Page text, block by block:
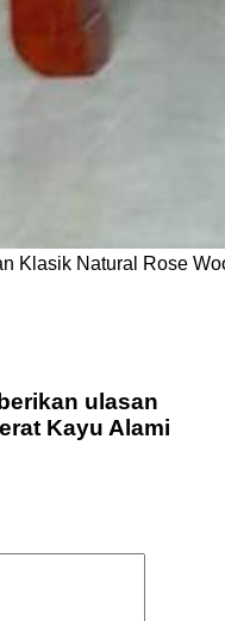
Klasik Natural Rose
ulasan
Kayu Alami